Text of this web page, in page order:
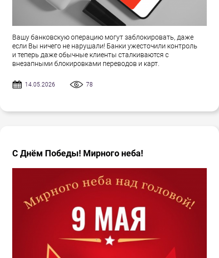
Вашу банковскую операцию могут заблокировать, даже
если Вы ничего не нарушали! Банки ужесточили контроль
и теперь даже обычные клиенты сталкиваются с
внезапными блокировками переводов и карт.
14.05.2026 78
С Днём Победы! Мирного неба!